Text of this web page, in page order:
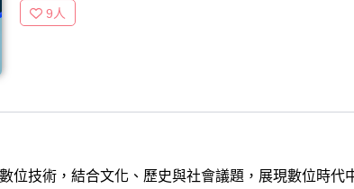
9人
技術，結合文化、歷史與社會議題，展現數位時代